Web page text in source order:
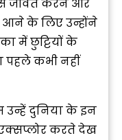
जीवंत करने और
के लिए उन्होंने
में छुट्टियों के
पहले कभी नहीं
उन्हें दुनिया के इन
करते देख